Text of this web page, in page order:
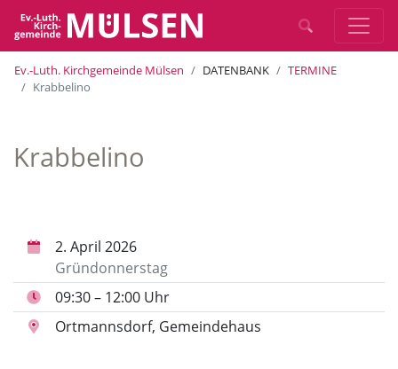
Ev.-Luth. Kirchgemeinde Mülsen DATENBANK
TERMINE
Krabbelino
Krabbelino
2. April 2026
Gründonnerstag
09:30 – 12:00 Uhr
Ortmannsdorf, Gemeindehaus